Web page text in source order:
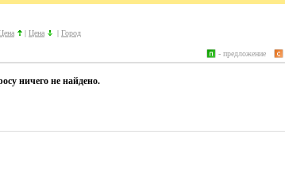
| Цена | Город
- предложение
ничего не найдено.